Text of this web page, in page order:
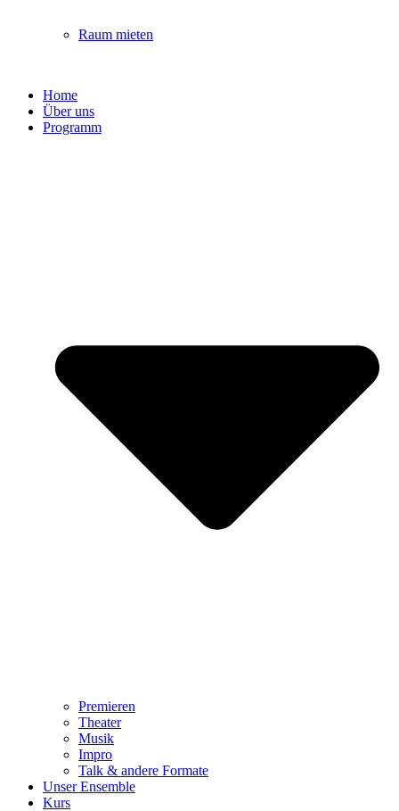
Raum mieten
Home
Über uns
Programm
Premieren
Theater
Musik
Impro
Talk & andere Formate
Unser Ensemble
Kurs